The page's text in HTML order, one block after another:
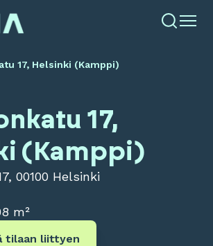
17, Helsinki (Kamppi)
17,
(Kamppi)
00100 Helsinki
m²
tilaan liittyen